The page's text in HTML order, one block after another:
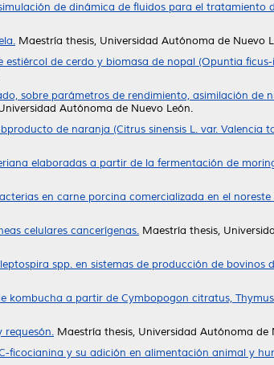
de dinámica de fluidos para el tratamiento
Maestría thesis, Universidad Autónoma de Nuevo
de cerdo y biomasa de nopal (Opuntia
sobre parámetros de rendimiento, asimilación de
Autónoma de Nuevo León.
de naranja (Citrus sinensis L. var. Valencia
elaboradas a partir de la fermentación de
en carne porcina comercializada en el noreste
celulares cancerígenas. Maestría thesis,
spp. en sistemas de producción de bovinos
kombucha a partir de Cymbopogon citratus,
requesón. Maestría thesis, Universidad Autónoma de
ficocianina y su adición en alimentación animal y